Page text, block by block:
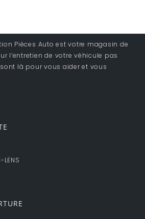
Pièces Auto est votre magasin de
l’entretien de votre véhicule pas
là pour vous aider et vous